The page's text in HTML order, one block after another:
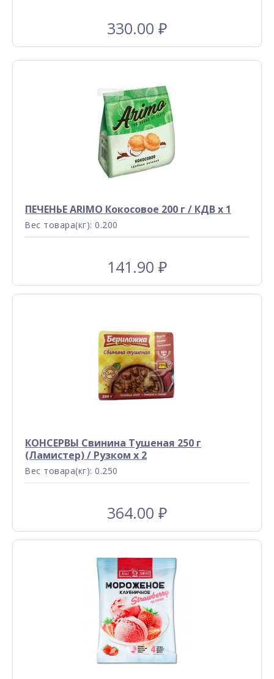
330.00 ₽
ПЕЧЕНЬЕ ARIMO Кокосовое 200 г / КДВ x 1
Вес товара(кг): 0.200
141.90 ₽
КОНСЕРВЫ Свинина Тушеная 250 г
(Ламистер) / Рузком x 2
Вес товара(кг): 0.250
364.00 ₽